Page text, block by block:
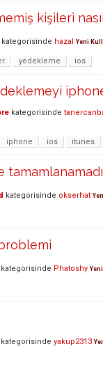
kişileri
kategorisinde hazal Yeni
yedekleme ios
kategorisinde
iphone ios itunes
kategorisinde okserhat
kategorisinde Phatoshy
kategorisinde yakup2313